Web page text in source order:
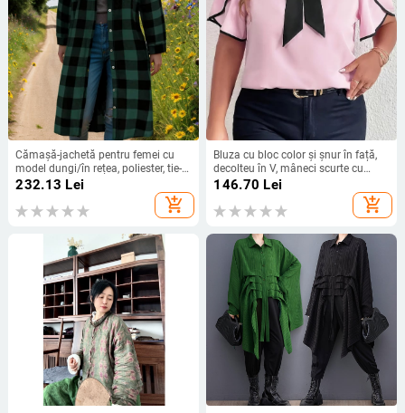
Cămașă-jachetă pentru femei cu
model dungi/în rețea, poliester, tie-
dye, guler polo, stil lejer
232.13 Lei
add_shopping_cart
Bluza cu bloc color și șnur în față,
decolteu în V, mâneci scurte cu
frunze de lotus, poliester țesut
146.70 Lei
add_shopping_cart